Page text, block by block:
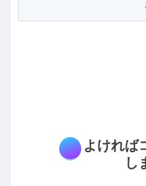
よければ
し